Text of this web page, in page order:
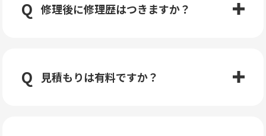
修理後に修理歴はつきますか？
見積もりは有料ですか？